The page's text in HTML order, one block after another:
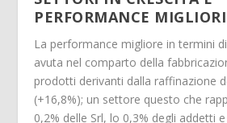
PERFORMANCE MIGLIORI
La performance migliore in termini
avuta nel comparto della
prodotti derivanti dalla raffinazione
(+16,8%); un settore questo che
0,2% delle Srl, lo 0,3% degli addetti